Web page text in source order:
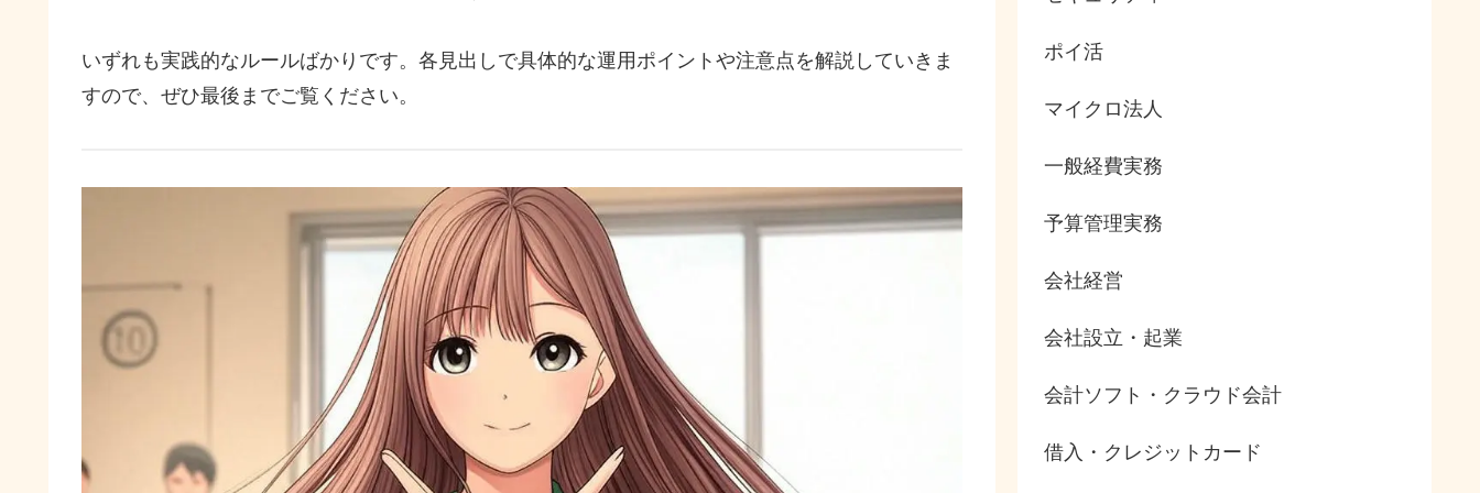
いずれも実践的なルールばかりです。各見出しで具体的な運用ポイントや注意点を解説していきま
すので、ぜひ最後までご覧ください。
ポイ活
マイクロ法人
一般経費実務
予算管理実務
会社経営
会社設立・起業
会計ソフト・クラウド会計
借入・クレジットカード